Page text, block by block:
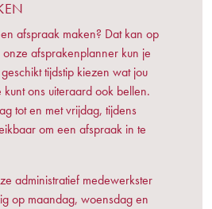
afspraak maken? Dat kan op
afsprakenplanner kun je
tijdstip kiezen wat jou
kunt ons uiteraard ook bellen.
tot en met vrijdag, tijdens
om een afspraak in te
administratief medewerkster
op maandag, woensdag en